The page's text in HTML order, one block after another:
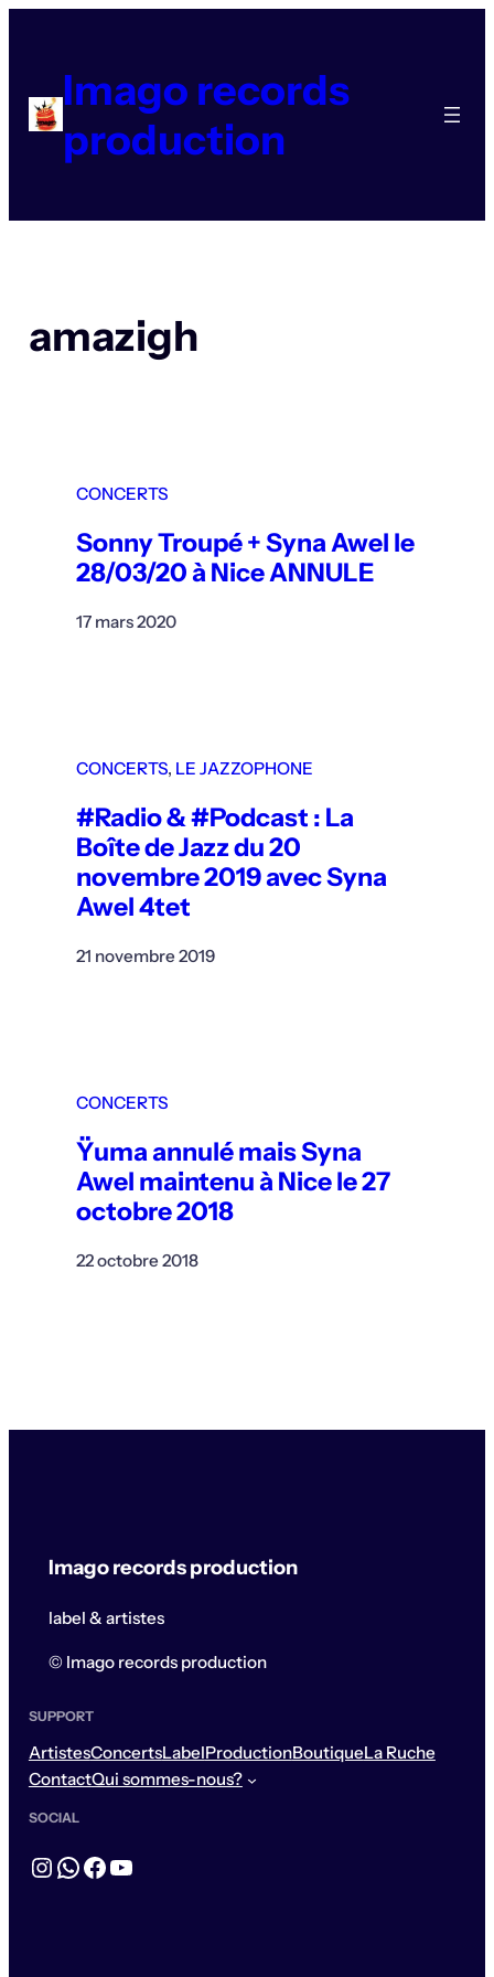
contenuImago records
production
amazigh
CONCERTS
Sonny Troupé + Syna Awel le
28/03/20 à Nice ANNULE
17 mars 2020
CONCERTS, LE JAZZOPHONE
#Radio & #Podcast : La
Boîte de Jazz du 20
novembre 2019 avec Syna
Awel 4tet
21 novembre 2019
CONCERTS
Ÿuma annulé mais Syna
Awel maintenu à Nice le 27
octobre 2018
22 octobre 2018
Imago records production
label & artistes
© Imago records production
SUPPORT
ArtistesConcertsLabelProductionBoutiqueLa Ruche
ContactQui sommes-nous?
SOCIAL
Instagram
WhatsApp
Facebook
YouTube